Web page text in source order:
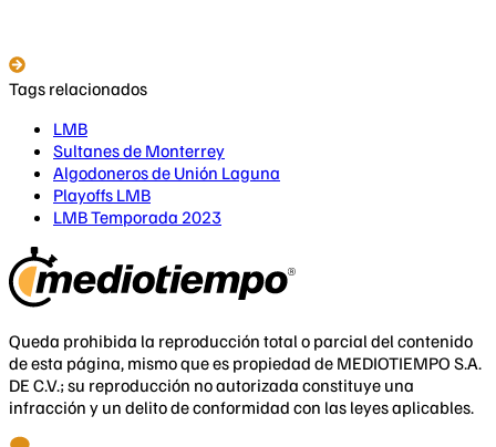
Tags relacionados
LMB
Sultanes de Monterrey
Algodoneros de Unión Laguna
Playoffs LMB
LMB Temporada 2023
Queda prohibida la reproducción total o parcial del contenido
de esta página, mismo que es propiedad de MEDIOTIEMPO S.A.
DE C.V.; su reproducción no autorizada constituye una
infracción y un delito de conformidad con las leyes aplicables.